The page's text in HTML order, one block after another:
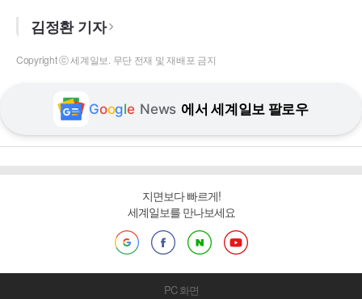
김정환 기자
Copyright ⓒ 세계일보. 무단 전재 및 재배포 금지
Google News 에서 세계일보 팔로우
지면보다 빠르게!
세계일보를 만나보세요
PC 화면